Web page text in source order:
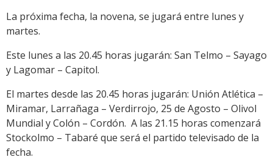
La próxima fecha, la novena, se jugará entre lunes y
martes.
Este lunes a las 20.45 horas jugarán: San Telmo – Sayago
y Lagomar – Capitol.
El martes desde las 20.45 horas jugarán: Unión Atlética –
Miramar, Larrañaga – Verdirrojo, 25 de Agosto – Olivol
Mundial y Colón – Cordón. A las 21.15 horas comenzará
Stockolmo – Tabaré que será el partido televisado de la
fecha.